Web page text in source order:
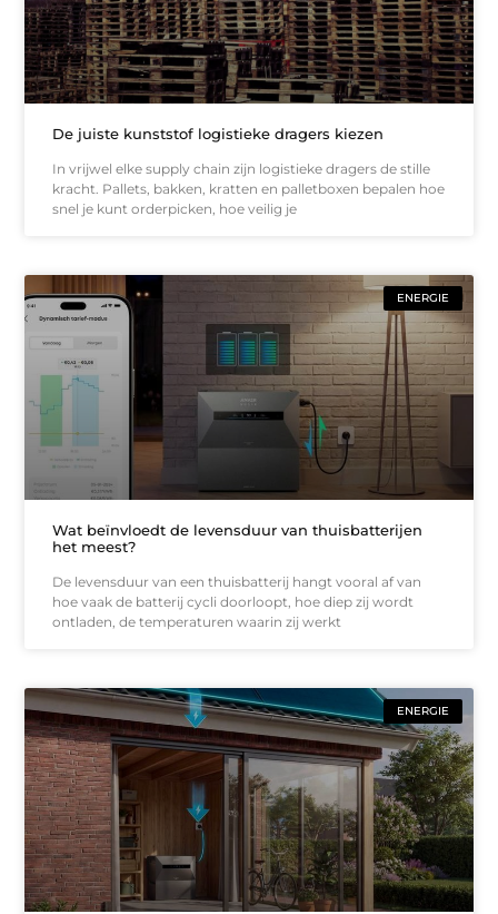
De juiste kunststof logistieke dragers kiezen
In vrijwel elke supply chain zijn logistieke dragers de stille
kracht. Pallets, bakken, kratten en palletboxen bepalen hoe
snel je kunt orderpicken, hoe veilig je
ENERGIE
Wat beïnvloedt de levensduur van thuisbatterijen
het meest?
De levensduur van een thuisbatterij hangt vooral af van
hoe vaak de batterij cycli doorloopt, hoe diep zij wordt
ontladen, de temperaturen waarin zij werkt
ENERGIE